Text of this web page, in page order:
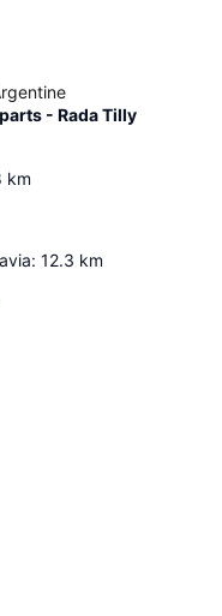
- Rada Tilly
km
: 12.3 km